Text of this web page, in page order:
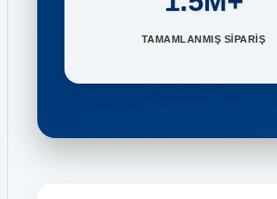
TAMAMLANMIŞ SİPARİŞ